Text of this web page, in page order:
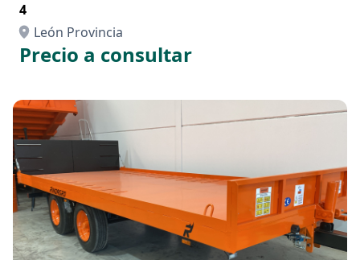
4
León Provincia
Precio a consultar